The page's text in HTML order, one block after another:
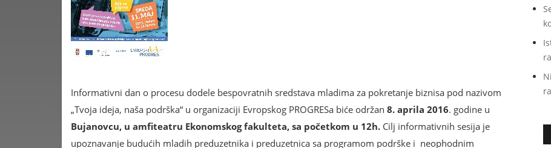
Informativni dan o procesu dodele bespovratnih sredstava mladima za pokretanje biznisa pod nazivom
„Tvoja ideja, naša podrška“ u organizaciji Evropskog PROGRESa biće održan 8. aprila 2016. godine u
Bujanovcu, u amfiteatru Ekonomskog fakulteta, sa početkom u 12h. Cilj informativnih sesija je
upoznavanje budućih mladih preduzetnika i preduzetnica sa programom podrške i neophodnim